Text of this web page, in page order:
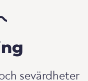
sevärdheter